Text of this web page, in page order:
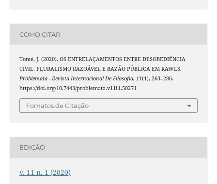
COMO CITAR
Tomé, J. (2020). OS ENTRELAÇAMENTOS ENTRE DESOBEDIÊNCIA
CIVIL, PLURALISMO RAZOÁVEL E RAZÃO PÚBLICA EM RAWLS.
Problemata - Revista Internacional De Filosofia, 11(1), 263–286.
https://doi.org/10.7443/problemata.v11i1.50271
Fomatos de Citação
EDIÇÃO
v. 11 n. 1 (2020)